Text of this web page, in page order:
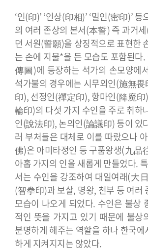
‘인(印)’ ‘인상(印相)’ ‘밀인(密印)’
의 여러 존상의 본서(本誓) 즉 과거
던 서원(誓願)을 상징적으로 표현한
는 손에 지물*을 든 모습도 포함된다
傳圖)에 등장하는 석가의 손모양에
석가불의 경우에는 시무외인(施無
印), 선정인(禪定印), 항마인(降魔
輪印)의 다섯 가지 수인을 주로 취하
인(說法印), 논의인(論議印) 등이 있
러 부처들은 대체로 이를 따랐으나
佛)은 아미타정인 등 구품왕생(九品
아홉 가지의 인을 새롭게 만들었다.
서는 수인을 강조하여 대일여래(大
(智拳印)과 보살, 명왕, 천부 등 여러
모습이 나오게 되었다. 수인은 불상
적인 뜻을 가지고 있기 때문에 불상
분명하게 해주는 역할을 하나 한국
하게 지켜지지는 않았다.